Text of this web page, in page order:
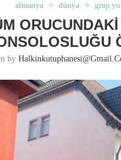
almanya dünya grup
by